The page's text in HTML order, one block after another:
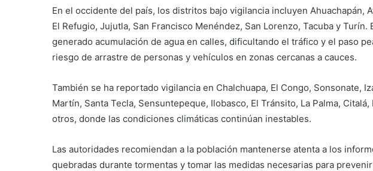
En el occidente del país, los distritos bajo vigilancia incluyen Ahuachapán,
El Refugio, Jujutla, San Francisco Menéndez, San Lorenzo, Tacuba y Turín.
generado acumulación de agua en calles, dificultando el tráfico y el paso
riesgo de arrastre de personas y vehículos en zonas cercanas a cauces.
También se ha reportado vigilancia en Chalchuapa, El Congo, Sonsonate,
Martín, Santa Tecla, Sensuntepeque, Ilobasco, El Tránsito, La Palma, Citalá,
otros, donde las condiciones climáticas continúan inestables.
Las autoridades recomiendan a la población mantenerse atenta a los
quebradas durante tormentas y tomar las medidas necesarias para